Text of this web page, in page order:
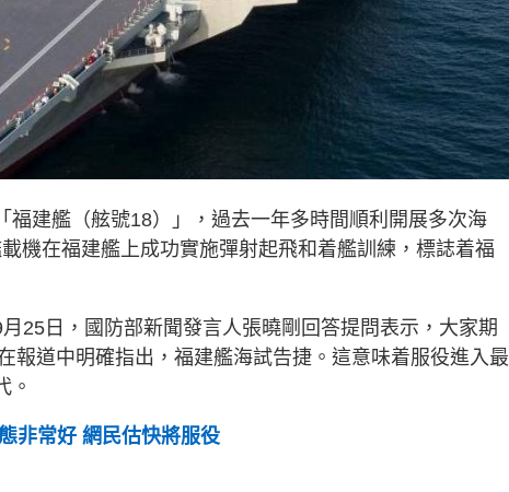
建艦（舷號18）」，過去一年多時間順利開展多次海
機在福建艦上成功實施彈射起飛和着艦訓練，標誌着福
25日，國防部新聞發言人張曉剛回答提問表示，大家期
報道中明確指出，福建艦海試告捷。這意味着服役進入最
。
非常好 網民估快將服役